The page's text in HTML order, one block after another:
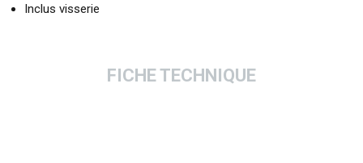
Inclus visserie
FICHE TECHNIQUE